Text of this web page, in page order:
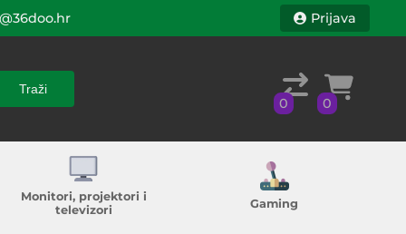
Traži
Prijava
Traži
0 0
Monitori, projektori i
televizori
Gaming